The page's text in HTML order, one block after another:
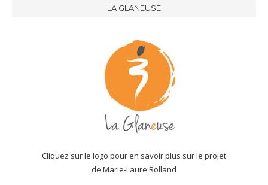
LA GLANEUSE
Cliquez sur le logo pour en savoir plus sur le projet
de Marie-Laure Rolland